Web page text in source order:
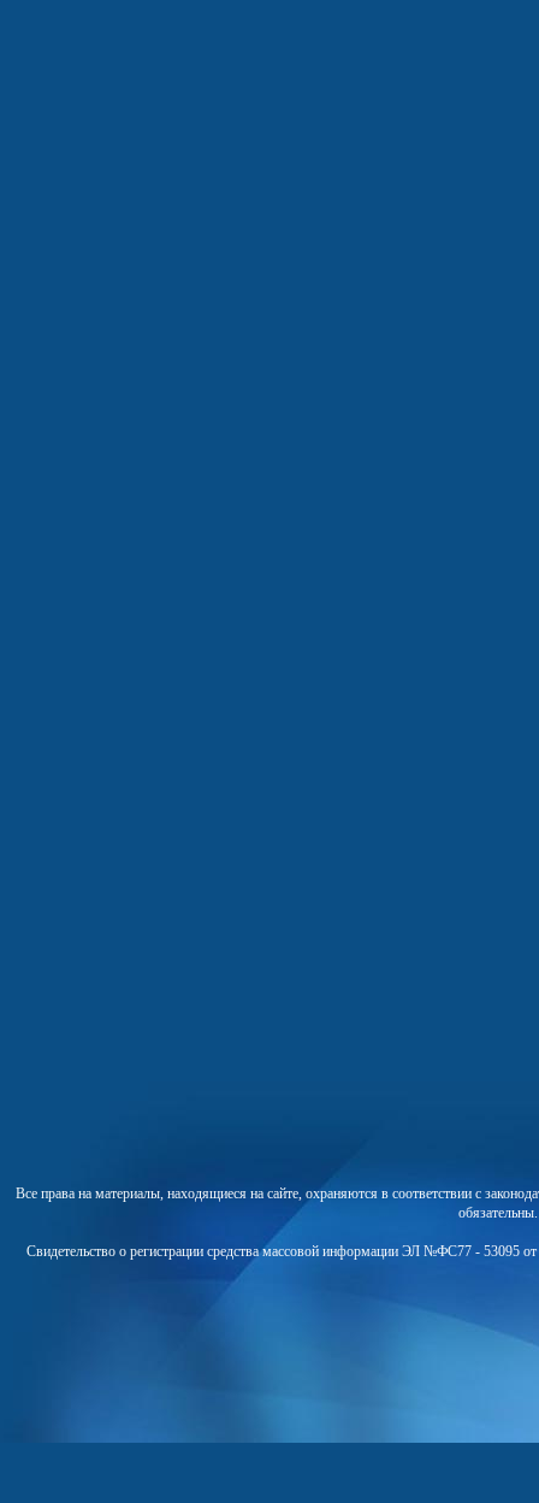
Все права на материалы, находящиеся на сайте, охраняются в соответствии с
Свидетельство о регистрации средства массовой информации ЭЛ №ФС77 - 53095